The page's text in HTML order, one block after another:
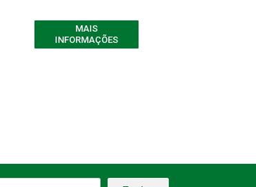
MAIS
INFORMAÇÕES